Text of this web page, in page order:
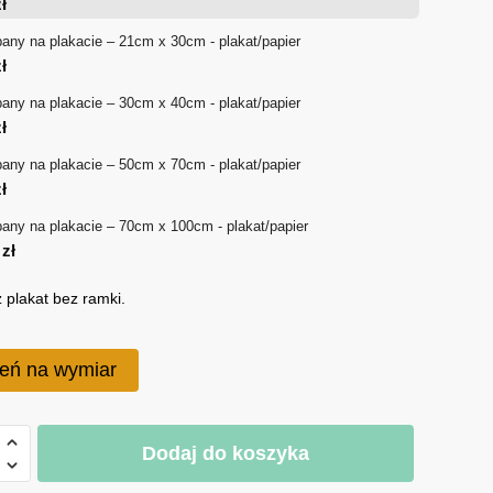
18 zł
na plakacie – 21cm x 30cm - plakat/papier
na plakacie – 30cm x 40cm - plakat/papier
na plakacie – 50cm x 70cm - plakat/papier
na plakacie – 70cm x 100cm - plakat/papier
zł
plakat bez ramki.
na wymiar
Dodaj do koszyka